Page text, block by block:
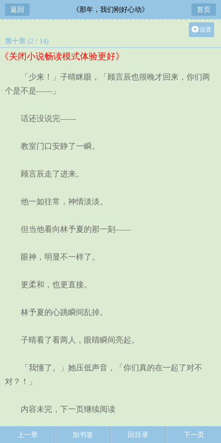
返回 《那年，我们刚好心动》 首页
设置
中
第十章 (2 / 14)
《关闭小说畅读模式体验更好》
「少来！」子晴眯眼，「顾言辰也很晚才回来，你们两
个是不是——」
话还没说完——
教室门口安静了一瞬。
顾言辰走了进来。
他一如往常，神情淡淡。
但当他看向林予夏的那一刻——
眼神，明显不一样了。
更柔和，也更直接。
林予夏的心跳瞬间乱掉。
子晴看了看两人，眼睛瞬间亮起。
「我懂了。」她压低声音，「你们真的在一起了对不
对？！」
内容未完，下一页继续阅读
上一章 加书签 回目录 下一页